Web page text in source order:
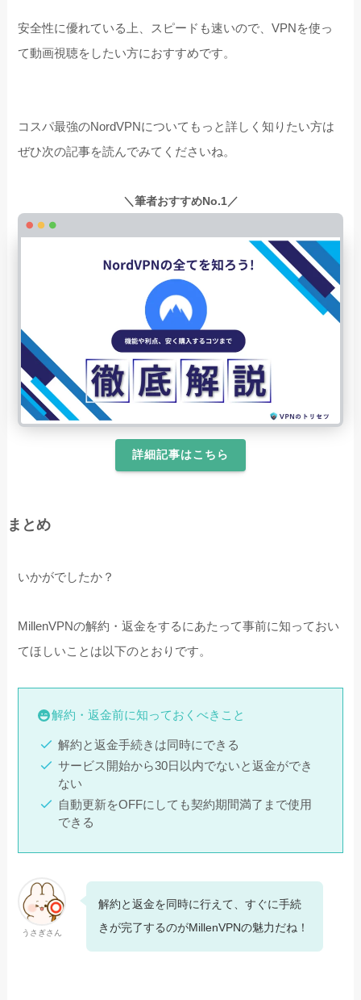
安全性に優れている上、スピードも速いので、VPNを使っ
て動画視聴をしたい方におすすめです。
コスパ最強のNordVPNについてもっと詳しく知りたい方は
ぜひ次の記事を読んでみてくださいね。
＼筆者おすすめNo.1／
詳細記事はこちら
まとめ
いかがでしたか？
MillenVPNの解約・返金をするにあたって事前に知っておい
てほしいことは以下のとおりです。
解約・返金前に知っておくべきこと
解約と返金手続きは同時にできる
サービス開始から30日以内でないと返金ができ
ない
自動更新をOFFにしても契約期間満了まで使用
できる
うさぎさん
解約と返金を同時に行えて、すぐに手続
きが完了するのがMillenVPNの魅力だね！